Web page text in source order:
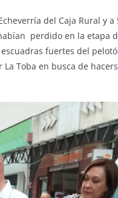
del Caja Rural y
perdido en la etapa
fuertes del
Toba en busca de